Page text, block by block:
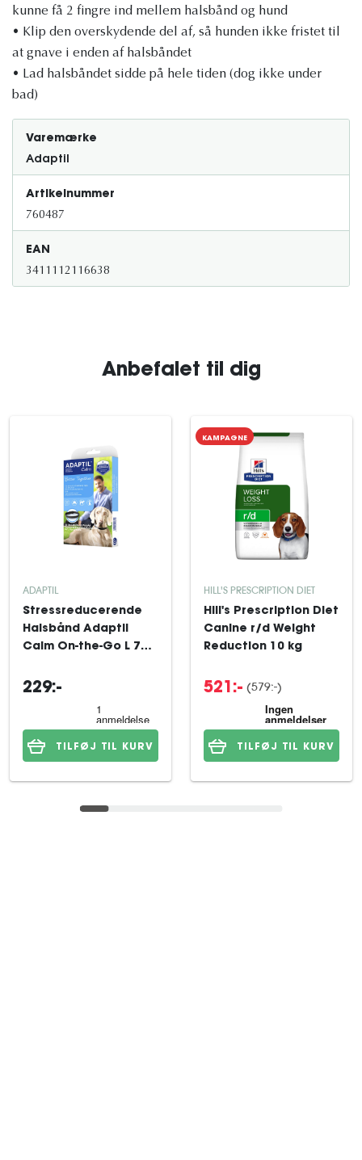
kunne få 2 fingre ind mellem halsbånd og hund
• Klip den overskydende del af, så hunden ikke fristet til
at gnave i enden af halsbåndet
• Lad halsbåndet sidde på hele tiden (dog ikke under
bad)
Varemærke
Adaptil
Artikelnummer
760487
EAN
3411112116638
Anbefalet til dig
ADAPTIL
Stressreducerende
Halsbånd Adaptil
Calm On-the-Go L 70
229:-
TILFØJ TIL KURV
KAMPAGNE
HILL'S PRESCRIPTION DIET
Hill's Prescription Diet
Canine r/d Weight
Reduction 10 kg
521:- (579:-)
TILFØJ TIL KURV